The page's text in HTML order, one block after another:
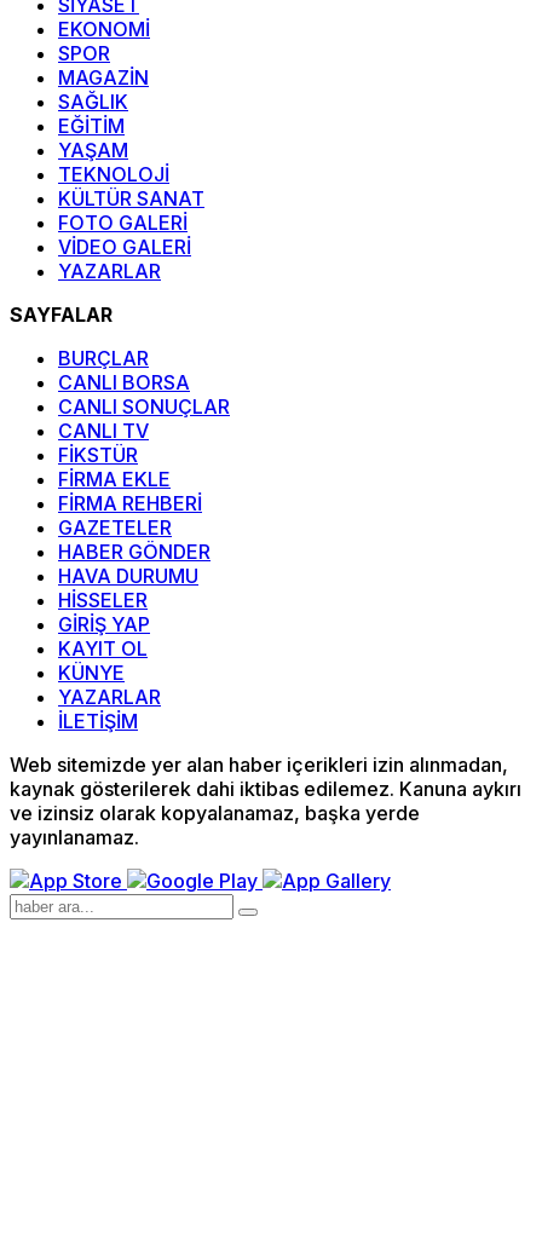
SİYASET
EKONOMİ
SPOR
MAGAZİN
SAĞLIK
EĞİTİM
YAŞAM
TEKNOLOJİ
KÜLTÜR SANAT
FOTO GALERİ
VİDEO GALERİ
YAZARLAR
SAYFALAR
BURÇLAR
CANLI BORSA
CANLI SONUÇLAR
CANLI TV
FİKSTÜR
FİRMA EKLE
FİRMA REHBERİ
GAZETELER
HABER GÖNDER
HAVA DURUMU
HİSSELER
GİRİŞ YAP
KAYIT OL
KÜNYE
YAZARLAR
İLETİŞİM
Web sitemizde yer alan haber içerikleri izin alınmadan,
kaynak gösterilerek dahi iktibas edilemez. Kanuna aykırı
ve izinsiz olarak kopyalanamaz, başka yerde
yayınlanamaz.